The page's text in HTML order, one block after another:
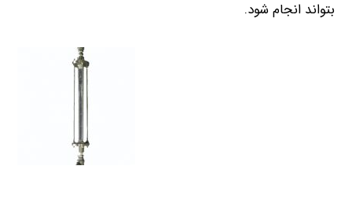
بتواند انجام شود.